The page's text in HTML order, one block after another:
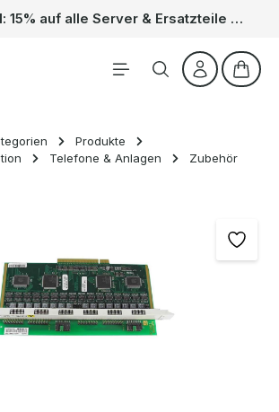
Sommer-Deal: 15% auf alle Server & Ersatzteile – Kein Code nötig, der Rabatt wird automatisch im Warenkorb abgezogen. Gültig vom 01.06. bis 31.08.
Produkte
Telefone & Anlagen Zubehör